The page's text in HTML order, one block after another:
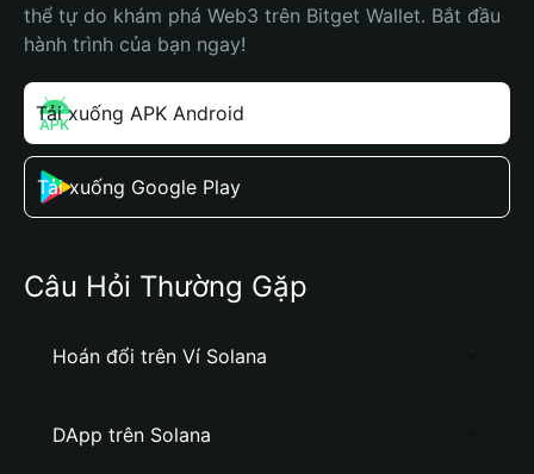
thể tự do khám phá Web3 trên Bitget Wallet. Bắt đầu
hành trình của bạn ngay!
Tải xuống APK Android
Tải xuống Google Play
Câu Hỏi Thường Gặp
Hoán đổi trên Ví Solana
DApp trên Solana